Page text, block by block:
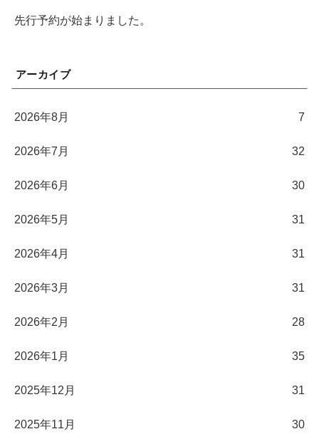
先行予約が始まりました。
アーカイブ
2026年8月 7
2026年7月 32
2026年6月 30
2026年5月 31
2026年4月 31
2026年3月 31
2026年2月 28
2026年1月 35
2025年12月 31
2025年11月 30